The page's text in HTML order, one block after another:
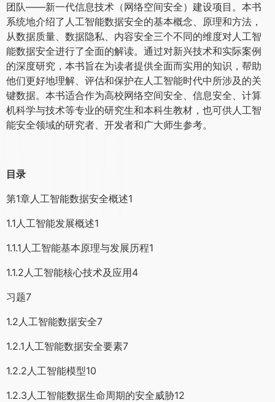
团队——新一代信息技术（网络空间安全）建设项目。本书
系统地介绍了人工智能数据安全的基本概念、原理和方法，
从数据质量、数据隐私、内容安全三个不同的维度对人工智
能数据安全进行了全面的解读。通过对新兴技术和实际案例
的深度研究，本书旨在为读者提供全面而实用的知识，帮助
他们更好地理解、评估和保护在人工智能时代中所涉及的关
键数据。本书适合作为高校网络空间安全、信息安全、计算
机科学与技术等专业的研究生和本科生教材，也可供人工智
能安全领域的研究者、开发者和广大师生参考。
目录
第1章人工智能数据安全概述1
1.1人工智能发展概述1
1.1.1人工智能基本原理与发展历程1
1.1.2人工智能核心技术及应用4
习题7
1.2人工智能数据安全7
1.2.1人工智能数据安全要素7
1.2.2人工智能模型10
1.2.3人工智能数据生命周期的安全威胁12